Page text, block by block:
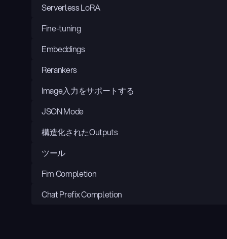
Serverless LoRA
Fine-tuning
Embeddings
Rerankers
Image入力をサポートする
JSON Mode
構造化されたOutputs
ツール
Fim Completion
Chat Prefix Completion